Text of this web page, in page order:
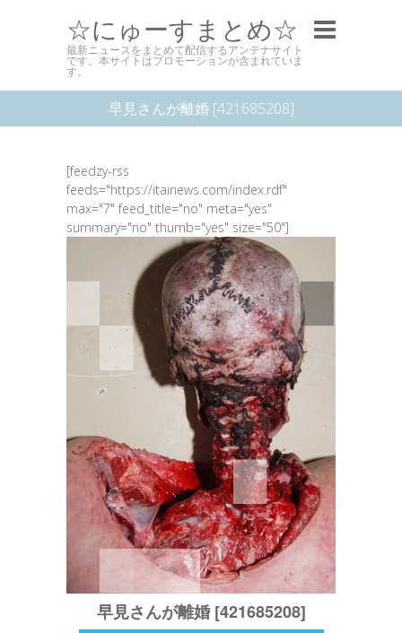
☆にゅーすまとめ☆
最新ニュースをまとめて配信するアンテナサイト
です。本サイトはプロモーションが含まれていま
す。
早見さんが離婚 [421685208]
[feedzy-rss
feeds="https://itainews.com/index.rdf"
max="7" feed_title="no" meta="yes"
summary="no" thumb="yes" size="50"]
早見さんが離婚 [421685208]